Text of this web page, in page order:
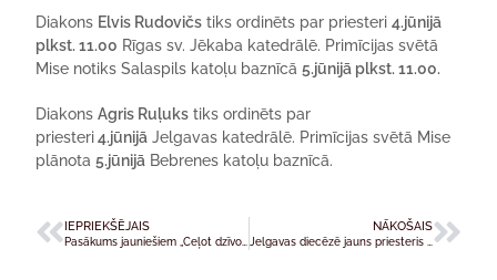
Diakons Elvis Rudovičs tiks ordinēts par priesteri4.jūnijā
plkst. 11.00 Rīgas sv. Jēkaba katedrālē. Primīcijas svētā
Mise notiks Salaspils katoļu baznīcā5.jūnijā plkst. 11.00.
DiakonsAgris Ruļuks tiks ordinēts par
priesteri4.jūnijā Jelgavas katedrālē. Primīcijas svētā Mise
plānota5.jūnijā Bebrenes katoļu baznīcā.
IEPRIEKŠĒJAIS NĀKOŠAIS